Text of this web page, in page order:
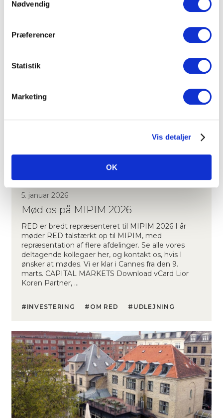
Nødvendig
Præferencer
Statistik
Marketing
Vis detaljer
OK
DFI med Grosvenor som ankerinvestor. Handlen er
gennemført som en aktivhandel. Ejendommen …
BOLIG
5. januar 2026
Mød os på MIPIM 2026
RED er bredt repræsenteret til MIPIM 2026 I år
møder RED talstærkt op til MIPIM, med
repræsentation af flere afdelinger. Se alle vores
deltagende kollegaer her, og kontakt os, hvis I
ønsker at mødes. Vi er klar i Cannes fra den 9.
marts. CAPITAL MARKETS Download vCard Lior
Koren Partner, …
INVESTERING OM RED UDLEJNING